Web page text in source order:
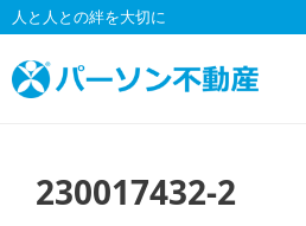
コ
ン
テ
ン
人と人との絆を大切に
230017432-2